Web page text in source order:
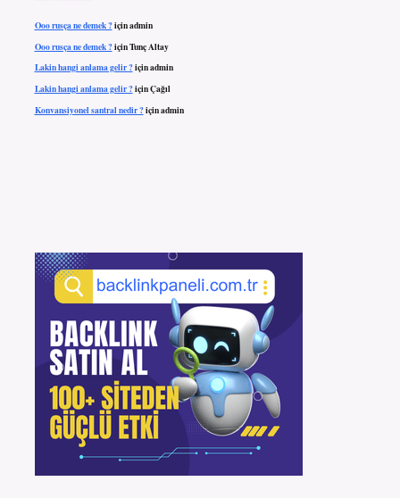
Ooo rusça ne demek ?içinadmin
Ooo rusça ne demek ?içinTunç Altay
Lakin hangi anlama gelir ?içinadmin
Lakin hangi anlama gelir ?içinÇağıl
Konvansiyonel santral nedir ?içinadmin